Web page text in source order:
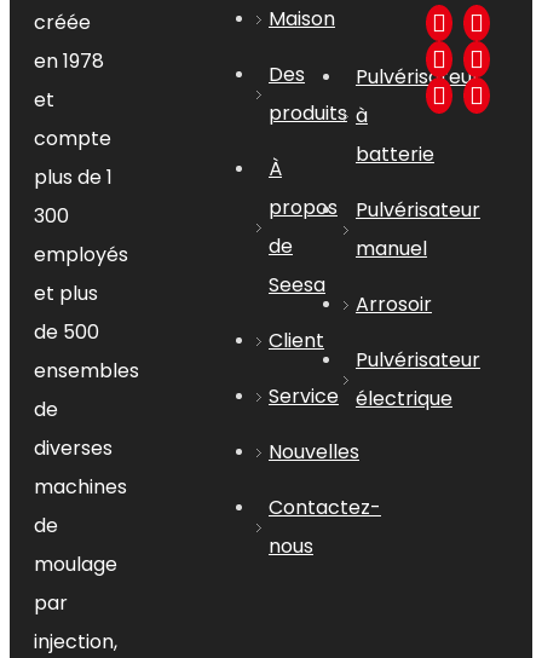
Présentation du produit
Un enrouleur de tuyau d'arrosage
stocker et à gérer votre tuyau
d'arrosage. Il existe de nombreux
types différents d’enrouleurs de
tuyaux d’arrosage disponibles sur le
créée
en 1978
et
compte
plus de 1
300
employés
et plus
de 500
ensembles
de
diverses
machines
de
moulage
par
injection,
Maison
Des
produits
À
propos
de
Seesa
Client
Service
Nouvelles
Contactez-
nous
Pulvérisateur
à
batterie
Pulvérisateur
manuel
Arrosoir
Pulvérisateur
électrique